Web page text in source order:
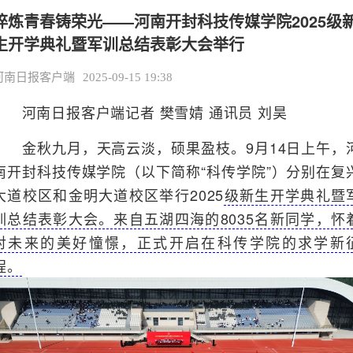
炼青春铸荣光——河南开封科技传媒学院2025级
开学典礼暨军训总结表彰大会举行
南日报客户端 2025-09-15 19:38
南日报客户端记者 樊雪婧 通讯员 刘昊
秋九月，天高云淡，硕果盈枝。9月14日上午，
开封科技传媒学院（以下简称“科传学院”）分别在复
道校区和金明大道校区举行2025级新生开学典礼暨
总结表彰大会。来自五湖四海的8035名新同学，怀
未来的美好憧憬，正式开启在科传学院的求学新